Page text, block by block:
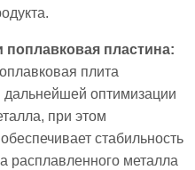
поплавковая пластина:
плита
оптимизации
при этом
стабильность
расплавленного металла